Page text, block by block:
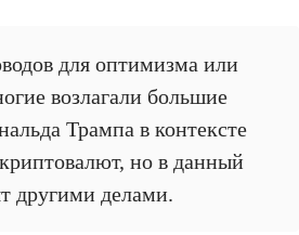
для оптимизма или
возлагали большие
Трампа в контексте
но в данный
другими делами.